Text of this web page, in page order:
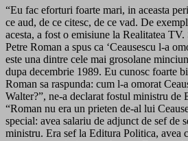
“Eu fac eforturi foarte mari, in aceasta
ce aud, de ce citesc, de ce vad. De
acesta, a fost o emisiune la Realitatea
Petre Roman a spus ca ‘Ceausescu l-a
este una dintre cele mai grosolane
dupa decembrie 1989. Eu cunosc foarte
Roman sa raspunda: cum l-a omorat
Walter?”, ne-a declarat fostul ministru de
“Roman nu era un prieten de-al lui
special: avea salariu de adjunct de sef de
ministru. Era sef la Editura Politica, avea